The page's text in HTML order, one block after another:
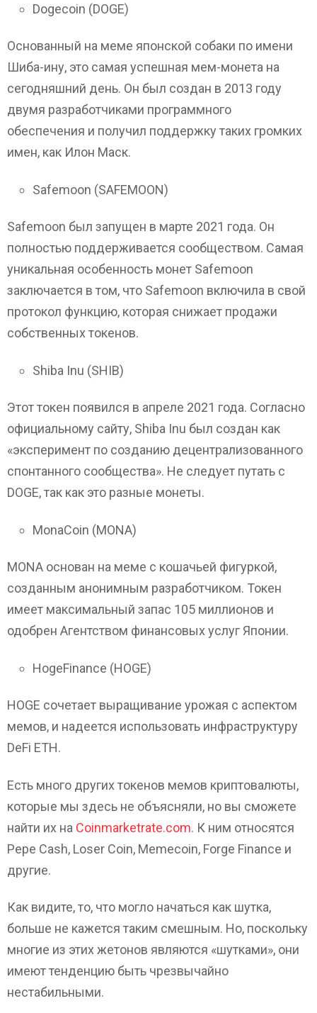
Dogecoin (DOGE)
Основанный на меме японской собаки по имени
Шиба-ину, это самая успешная мем-монета на
сегодняшний день. Он был создан в 2013 году
двумя разработчиками программного
обеспечения и получил поддержку таких громких
имен, как Илон Маск.
Safemoon (SAFEMOON)
Safemoon был запущен в марте 2021 года. Он
полностью поддерживается сообществом. Самая
уникальная особенность монет Safemoon
заключается в том, что Safemoon включила в свой
протокол функцию, которая снижает продажи
собственных токенов.
Shiba Inu (SHIB)
Этот токен появился в апреле 2021 года. Согласно
официальному сайту, Shiba Inu был создан как
«эксперимент по созданию децентрализованного
спонтанного сообщества». Не следует путать с
DOGE, так как это разные монеты.
MonaCoin (MONA)
MONA основан на меме с кошачьей фигуркой,
созданным анонимным разработчиком. Токен
имеет максимальный запас 105 миллионов и
одобрен Агентством финансовых услуг Японии.
HogeFinance (HOGE)
HOGE сочетает выращивание урожая с аспектом
мемов, и надеется использовать инфраструктуру
DeFi ETH.
Есть много других токенов мемов криптовалюты,
которые мы здесь не объясняли, но вы сможете
найти их на Coinmarketrate.com. К ним относятся
Pepe Cash, Loser Coin, Memecoin, Forge Finance и
другие.
Как видите, то, что могло начаться как шутка,
больше не кажется таким смешным. Но, поскольку
многие из этих жетонов являются «шутками», они
имеют тенденцию быть чрезвычайно
нестабильными.